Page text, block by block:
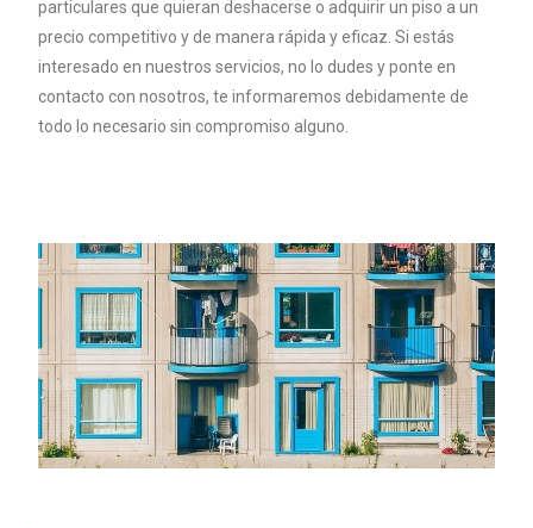
particulares que quieran deshacerse o adquirir un piso a un
precio competitivo y de manera rápida y eficaz. Si estás
interesado en nuestros servicios, no lo dudes y ponte en
contacto con nosotros, te informaremos debidamente de
todo lo necesario sin compromiso alguno.